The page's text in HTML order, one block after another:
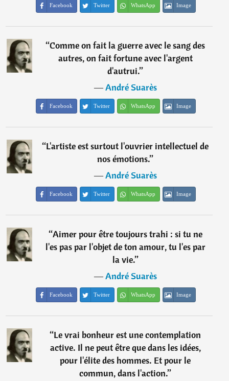
Facebook Twitter WhatsApp Image
“Comme on fait la guerre avec le sang des
autres, on fait fortune avec l'argent
d'autrui.”
―André Suarès
Facebook Twitter WhatsApp Image
“L'artiste est surtout l'ouvrier intellectuel de
nos émotions.”
―André Suarès
Facebook Twitter WhatsApp Image
“Aimer pour être toujours trahi : si tu ne
l'es pas par l'objet de ton amour, tu l'es par
la vie.”
―André Suarès
Facebook Twitter WhatsApp Image
“Le vrai bonheur est une contemplation
active. Il ne peut être que dans les idées,
pour l'élite des hommes. Et pour le
commun, dans l'action.”